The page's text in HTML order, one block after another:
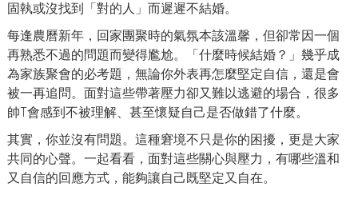
固執或沒找到「對的人」而遲遲不結婚。
每逢農曆新年，回家團聚時的氣氛本該溫馨，但卻常因一個
再熟悉不過的問題而變得尷尬。「什麼時候結婚？」幾乎成
為家族聚會的必考題，無論你外表再怎麼堅定自信，還是會
被一再追問。面對這些帶著壓力卻又難以逃避的場合，很多
帥T會感到不被理解、甚至懷疑自己是否做錯了什麼。
其實，你並沒有問題。這種窘境不只是你的困擾，更是大家
共同的心聲。一起看看，面對這些關心與壓力，有哪些溫和
又自信的回應方式，能夠讓自己既堅定又自在。